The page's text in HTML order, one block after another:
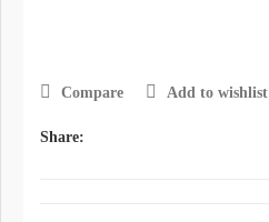
Compare Add to wishlist
Share: